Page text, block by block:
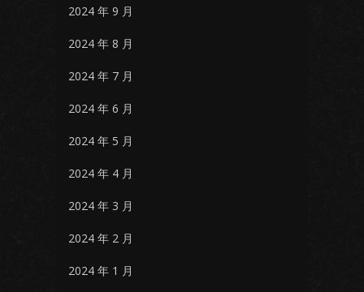
2024 年 9 月
2024 年 8 月
2024 年 7 月
2024 年 6 月
2024 年 5 月
2024 年 4 月
2024 年 3 月
2024 年 2 月
2024 年 1 月